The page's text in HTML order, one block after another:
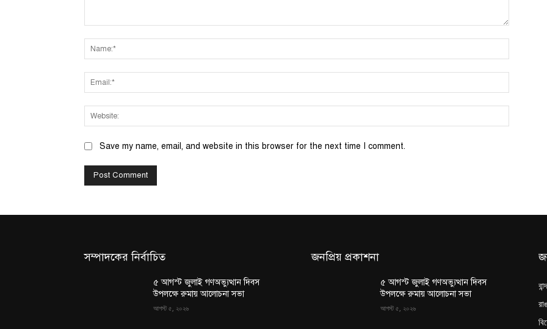
Save my name, email, and website in this browser for the next time I comment.
সম্পাদকের নির্বাচিত
৫ আগস্ট জুলাই গণঅভ্যুত্থান দিবস
উপলক্ষে রুমায় আলোচনা সভা
আগস্ট ৫, ২০২৬
জনপ্রিয় প্রকাশনা
৫ আগস্ট জুলাই গণঅভ্যুত্থান দিবস
উপলক্ষে রুমায় আলোচনা সভা
আগস্ট ৫, ২০২৬